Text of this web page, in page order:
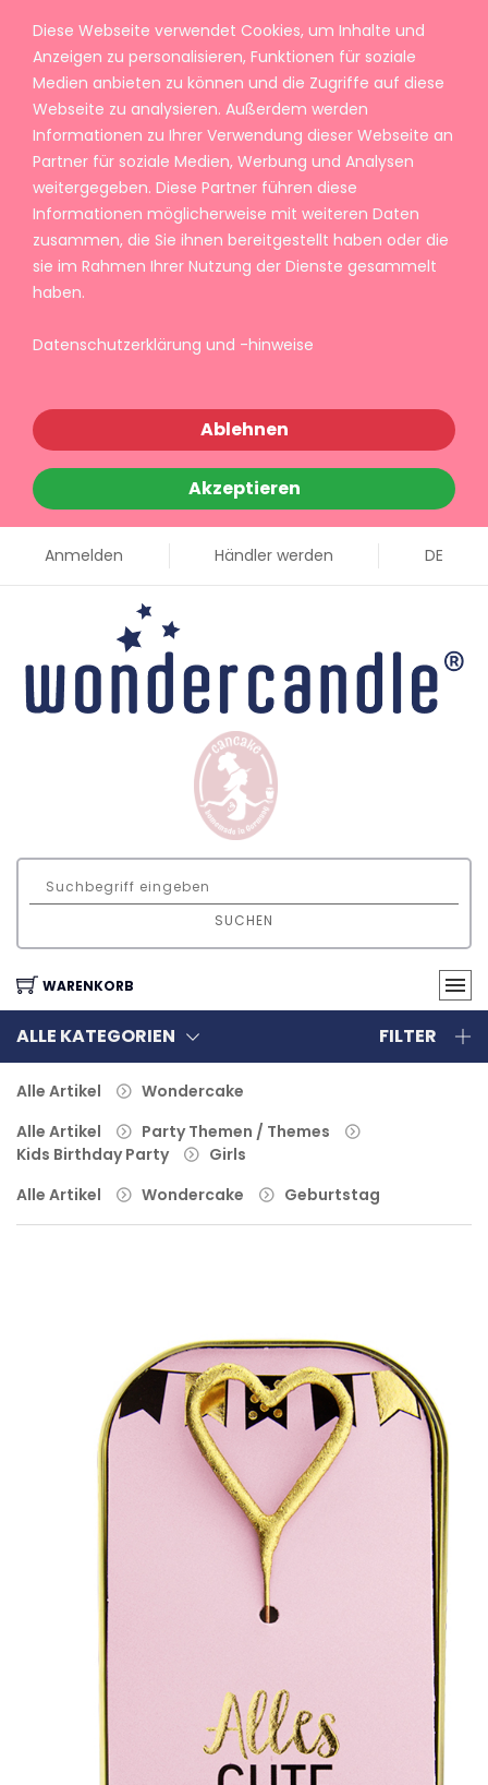
Diese Webseite verwendet Cookies, um Inhalte und
Anzeigen zu personalisieren, Funktionen für soziale
Medien anbieten zu können und die Zugriffe auf diese
Webseite zu analysieren. Außerdem werden
Informationen zu Ihrer Verwendung dieser Webseite an
Partner für soziale Medien, Werbung und Analysen
weitergegeben. Diese Partner führen diese
Informationen möglicherweise mit weiteren Daten
zusammen, die Sie ihnen bereitgestellt haben oder die
sie im Rahmen Ihrer Nutzung der Dienste gesammelt
haben.
Datenschutzerklärung und -hinweise
Ablehnen
Akzeptieren
Anmelden Händler werden DE
SUCHEN
WARENKORB
ALLE KATEGORIEN FILTER
Alle Artikel
Wondercake
Alle Artikel
Party Themen / Themes
Kids Birthday Party
Girls
Alle Artikel
Wondercake Geburtstag